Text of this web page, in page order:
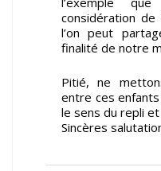
considération de
l’on peut
finalité de notre
Pitié, ne
entre ces
le sens du repli
Sincères